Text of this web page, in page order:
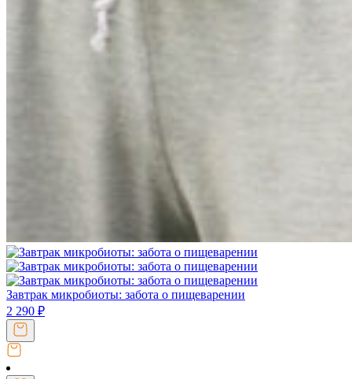
Завтрак микробиоты: забота о пищеварении
2 290 ₽